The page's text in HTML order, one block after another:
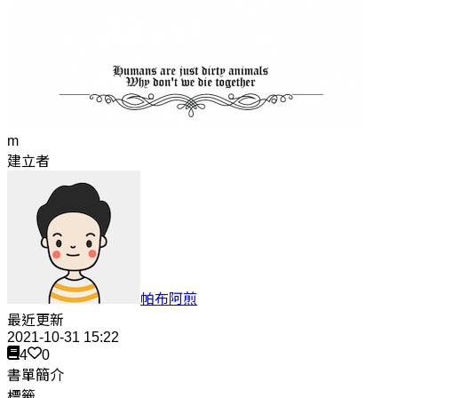
m
建立者
帕布阿煎
最近更新
2021-10-31 15:22
4
0
書單簡介